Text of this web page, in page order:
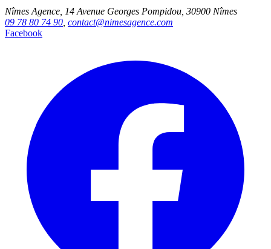
Nîmes Agence, 14 Avenue Georges Pompidou, 30900 Nîmes
09 78 80 74 90 contact@nimesagence.com
Facebook